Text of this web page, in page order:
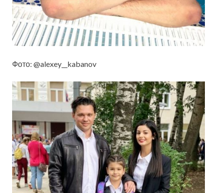
Фото: @alexey__kabanov